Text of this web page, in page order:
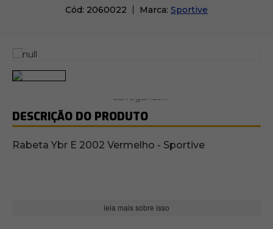
Cód: 2060022 Marca: Sportive
DESCRIÇÃO DO PRODUTO
Rabeta Ybr E 2002 Vermelho - Sportive
leia mais sobre isso